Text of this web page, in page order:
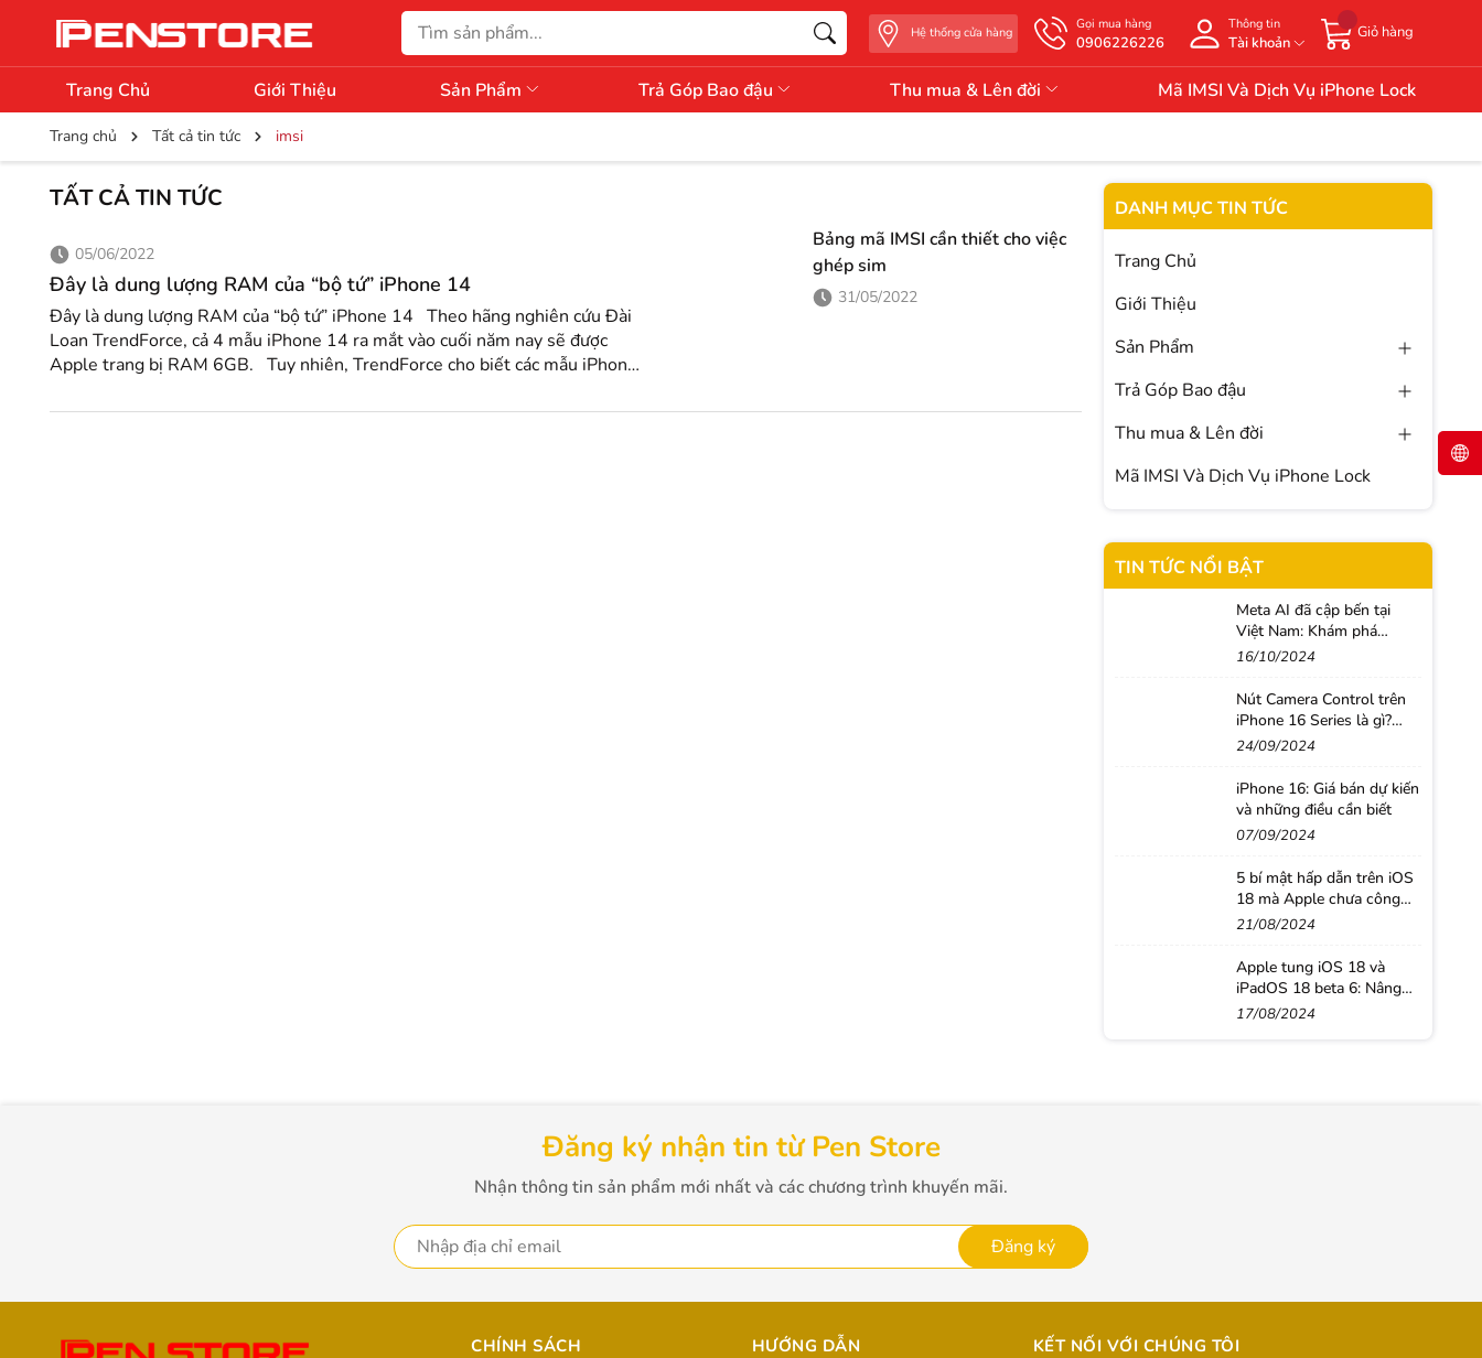
Hệ thống cửa hàng
Gọi mua hàng
0906226226
Thông tin
Tài khoản
Giỏ hàng
Trang Chủ Giới Thiệu Sản Phẩm Trả Góp Bao đậu Thu mua & Lên đời Mã IMSI Và Dịch Vụ iPhone Lock
Trang chủ Tất cả tin tức imsi
TẤT CẢ TIN TỨC
05/06/2022
Đây là dung lượng RAM của “bộ tứ” iPhone 14
Đây là dung lượng RAM của “bộ tứ” iPhone 14 Theo hãng nghiên cứu Đài
Loan TrendForce, cả 4 mẫu iPhone 14 ra mắt vào cuối năm nay sẽ được
Apple trang bị RAM 6GB. Tuy nhiên, TrendForce cho biết các mẫu iPhone
được gọi là LPDDR5, trong khi các mẫu iPhone 14 và iPhone 14 Max tiêu
Bảng mã IMSI cần thiết cho việc
ghép sim
31/05/2022
DANH MỤC TIN TỨC
Trang Chủ
Giới Thiệu
Sản Phẩm
Trả Góp Bao đậu
Thu mua & Lên đời
Mã IMSI Và Dịch Vụ iPhone Lock
TIN TỨC NỔI BẬT
Meta AI đã cập bến tại
Việt Nam: Khám phá
những tính năng thông
nâng tầm trải nghiệm
16/10/2024
Nút Camera Control trên
iPhone 16 Series là gì?
Cách sử dụng như thế
24/09/2024
iPhone 16: Giá bán dự kiến
và những điều cần biết
07/09/2024
5 bí mật hấp dẫn trên iOS
18 mà Apple chưa công
bố
21/08/2024
Apple tung iOS 18 và
iPadOS 18 beta 6: Nâng
tầm trải nghiệm với loạt
17/08/2024
Đăng ký nhận tin từ Pen Store
Nhận thông tin sản phẩm mới nhất và các chương trình khuyến mãi.
Đăng ký
CHÍNH SÁCH HƯỚNG DẪN KẾT NỐI VỚI CHÚNG TÔI